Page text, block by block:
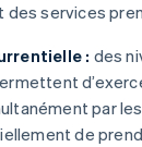
des services
: des
par
de